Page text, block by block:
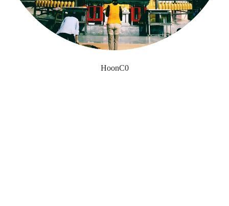
HoonC0